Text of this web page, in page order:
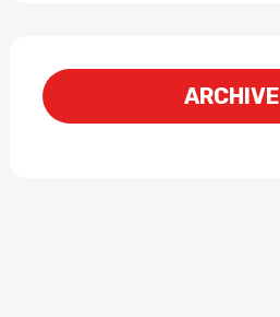
ARCHIVE